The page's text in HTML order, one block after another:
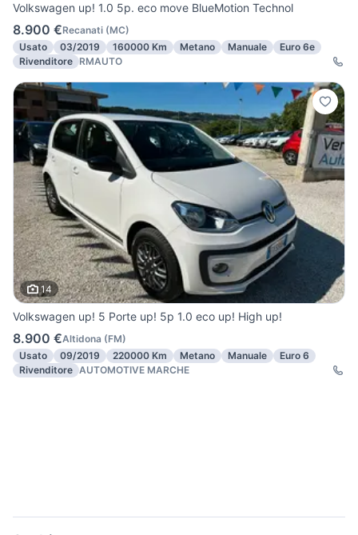
Volkswagen up! 1.0 5p. eco move BlueMotion Technol
8.900 €Recanati (MC)
Usato
03/2019 160000 Km Metano Manuale
Euro 6e
Rivenditore RMAUTO
14
Volkswagen up! 5 Porte up! 5p 1.0 eco up! High up!
8.900 €Altidona (FM)
Usato
09/2019 220000 Km Metano Manuale
Euro 6
Rivenditore AUTOMOTIVE MARCHE